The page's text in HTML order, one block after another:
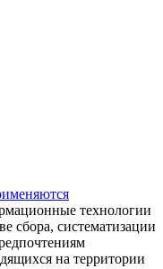
технологии
сбора, систематизации
на территории